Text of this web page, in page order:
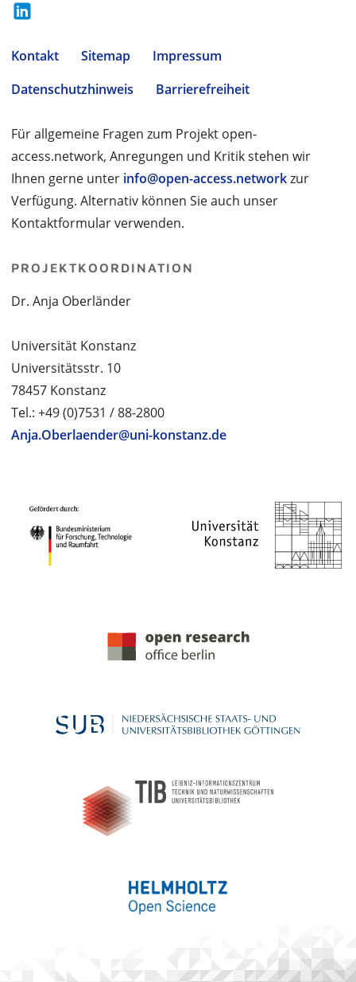
Kontakt Sitemap
Impressum
Datenschutzhinweis
Barrierefreiheit
Für allgemeine Fragen zum Projekt open-
access.network, Anregungen und Kritik stehen wir
Ihnen gerne unter info@open-access.networkzur
Verfügung. Alternativ können Sie auch unser
Kontaktformular verwenden.
PROJEKTKOORDINATION
Dr. Anja Oberländer
Universität Konstanz
Universitätsstr. 10
78457 Konstanz
Tel.: +49 (0)7531 / 88-2800
Anja.Oberlaender@uni-konstanz.de